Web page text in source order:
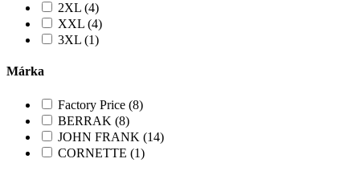
2XL (4)
XXL (4)
3XL (1)
Márka
Factory Price (8)
BERRAK (8)
JOHN FRANK (14)
CORNETTE (1)